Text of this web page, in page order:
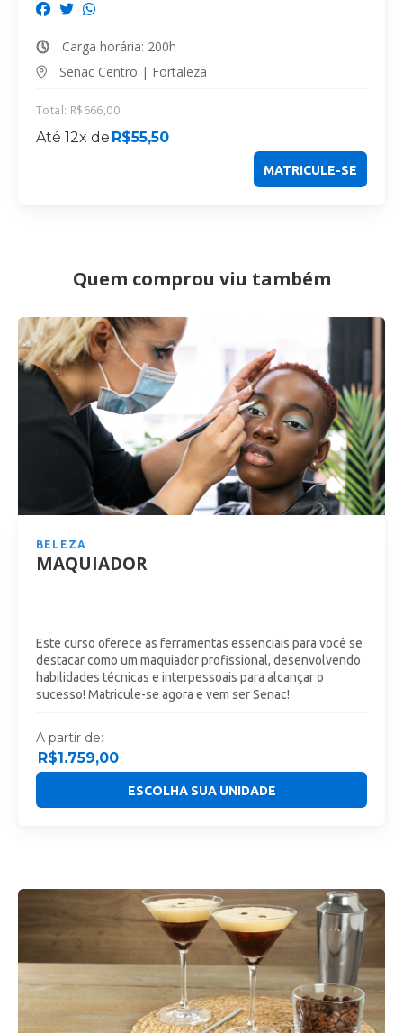
Carga horária: 200h
Senac Centro | Fortaleza
Total: R$666,00
Até 12x de R$55,50
MATRICULE-SE
Quem comprou viu também
BELEZA
MAQUIADOR
Este curso oferece as ferramentas essenciais para você se
destacar como um maquiador profissional, desenvolvendo
habilidades técnicas e interpessoais para alcançar o
sucesso! Matricule-se agora e vem ser Senac!
A partir de:
R$1.759,00
ESCOLHA SUA UNIDADE